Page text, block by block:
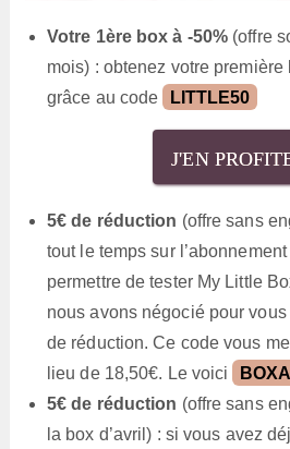
Votre 1ère box à -50% (offre
mois) : obtenez votre
grâce au code
LITTLE50
J'EN
5€ de réduction (offre sans
tout le temps sur
permettre de tester My Little
nous avons négocié pour
de réduction. Ce code vous
lieu de 18,50€. Le voici
5€ de réduction (offre sans
la box d’avril) : si vous avez